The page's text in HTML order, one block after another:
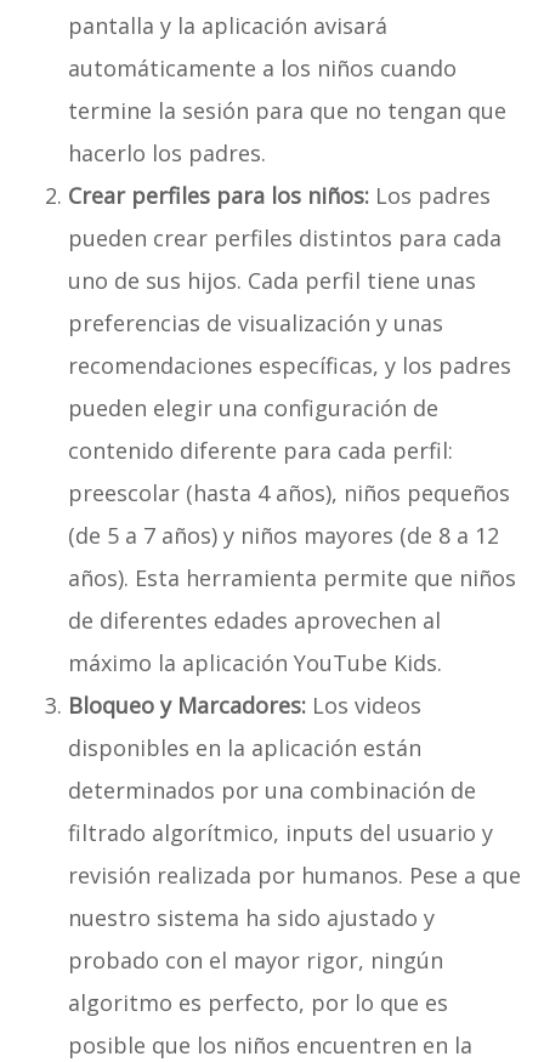
pantalla y la aplicación avisará
automáticamente a los niños cuando
termine la sesión para que no tengan que
hacerlo los padres.
Crear perfiles para los niños:Los padres
pueden crear perfiles distintos para cada
uno de sus hijos. Cada perfil tiene unas
preferencias de visualización y unas
recomendaciones específicas, y los padres
pueden elegir una configuración de
contenido diferente para cada perfil:
preescolar (hasta 4 años), niños pequeños
(de 5 a 7 años) y niños mayores (de 8 a 12
años). Esta herramienta permite que niños
de diferentes edades aprovechen al
máximo la aplicación YouTube Kids.
Bloqueo y Marcadores: Los videos
disponibles en la aplicación están
determinados por una combinación de
filtrado algorítmico, inputs del usuario y
revisión realizada por humanos. Pese a que
nuestro sistema ha sido ajustado y
probado con el mayor rigor, ningún
algoritmo es perfecto, por lo que es
posible que los niños encuentren en la